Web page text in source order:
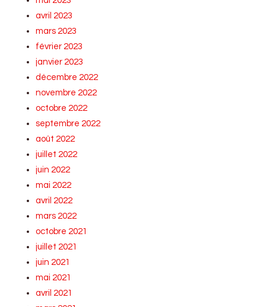
avril 2023
mars 2023
février 2023
janvier 2023
décembre 2022
novembre 2022
octobre 2022
septembre 2022
août 2022
juillet 2022
juin 2022
mai 2022
avril 2022
mars 2022
octobre 2021
juillet 2021
juin 2021
mai 2021
avril 2021